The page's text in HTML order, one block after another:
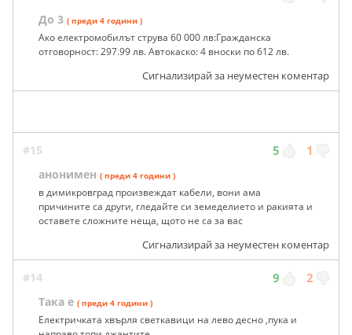
До 3 ( преди 4 години )
Ако електромобилът струва 60 000 лв:Гражданска
отговорност: 297.99 лв. Автокаско: 4 вноски по 612 лв.
Сигнализирай за неуместен коментар
#15 5 1
анонимен ( преди 4 години )
в димикровград произвеждат кабели, вони ама
причините са други, гледайте си земеделието и ракията и
оставете сложните неща, щото не са за вас
Сигнализирай за неуместен коментар
#14 9 2
Така е ( преди 4 години )
Електричката хвърля светкавици на лево десно ,пука и